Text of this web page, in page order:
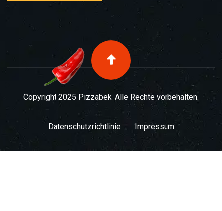
Copyright 2025 Pizzabek. Alle Rechte vorbehalten.
Datenschutzrichtlinie Impressum